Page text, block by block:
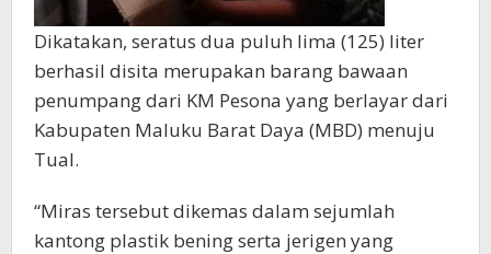
Dikatakan, seratus dua puluh lima (125) liter
berhasil disita merupakan barang bawaan
penumpang dari KM Pesona yang berlayar dari
Kabupaten Maluku Barat Daya (MBD) menuju
Tual.
“Miras tersebut dikemas dalam sejumlah
kantong plastik bening serta jerigen yang